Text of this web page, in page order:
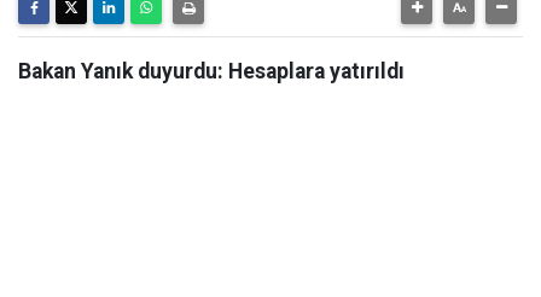
Bakan Yanık duyurdu: Hesaplara yatırıldı